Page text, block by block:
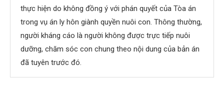
thực hiện do không đồng ý với phán quyết của Tòa án
trong vụ án ly hôn giành quyền nuôi con. Thông thường,
người kháng cáo là người không được trực tiếp nuôi
dưỡng, chăm sóc con chung theo nội dung của bản án
đã tuyên trước đó.